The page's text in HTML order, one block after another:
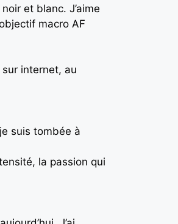
et blanc. J’aime
macro AF
internet, au
suis tombée à
la passion qui